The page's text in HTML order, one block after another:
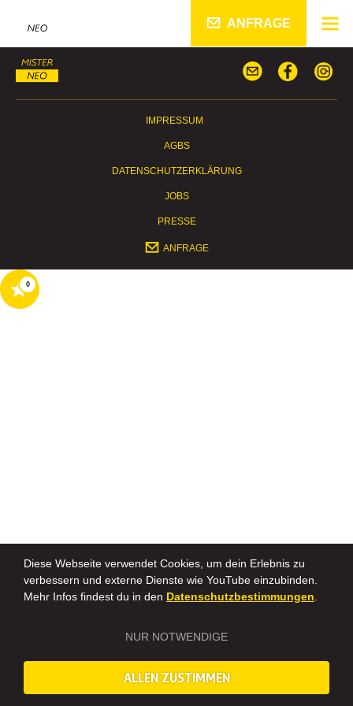
Diese Webseite verwendet Cookies, um dein Erlebnis zu
verbessern und externe Dienste wie YouTube einzubinden.
Mehr Infos findest du in den Datenschutzbestimmungen.
NUR NOTWENDIGE
ALLEN ZUSTIMMEN
ANFRAGE
IMPRESSUM
AGBS
DATENSCHUTZERKLÄRUNG
JOBS
PRESSE
ANFRAGE
0